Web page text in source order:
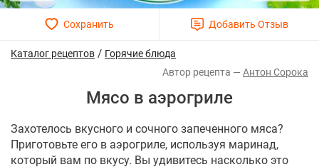
Каталог рецептов / Горячие блюда
Антон Сорока
Мясо в аэрогриле
Захотелось вкусного и сочного запеченного мяса?
Приготовьте его в аэрогриле, используя маринад,
который вам по вкусу. Вы удивитесь насколько это